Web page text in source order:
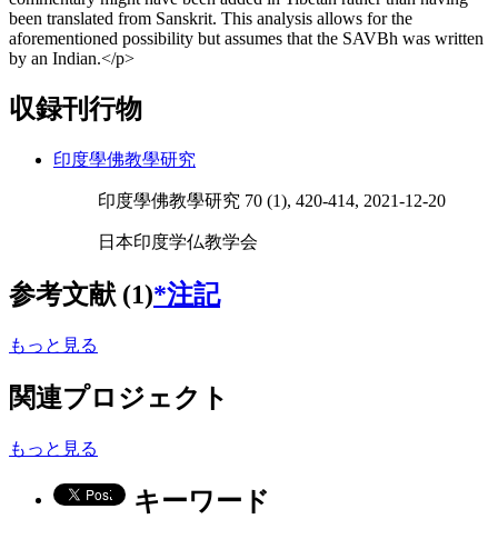
been translated from Sanskrit. This analysis allows for the
aforementioned possibility but assumes that the SAVBh was written
by an Indian.</p>
収録刊行物
印度學佛教學研究
印度學佛教學研究 70 (1), 420-414, 2021-12-20
日本印度学仏教学会
参考文献 (1)*注記
もっと見る
関連プロジェクト
もっと見る
キーワード